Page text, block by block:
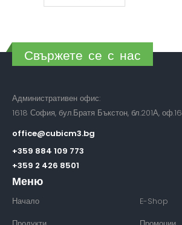
Свържете се с нас
Административен офис:
1618 София, бул.Братя Бъкстон, бл.201А, оф.16
office@cubicm3.bg
+359 884 109 773
+359 2 426 8501
Меню
Начало E-Shop